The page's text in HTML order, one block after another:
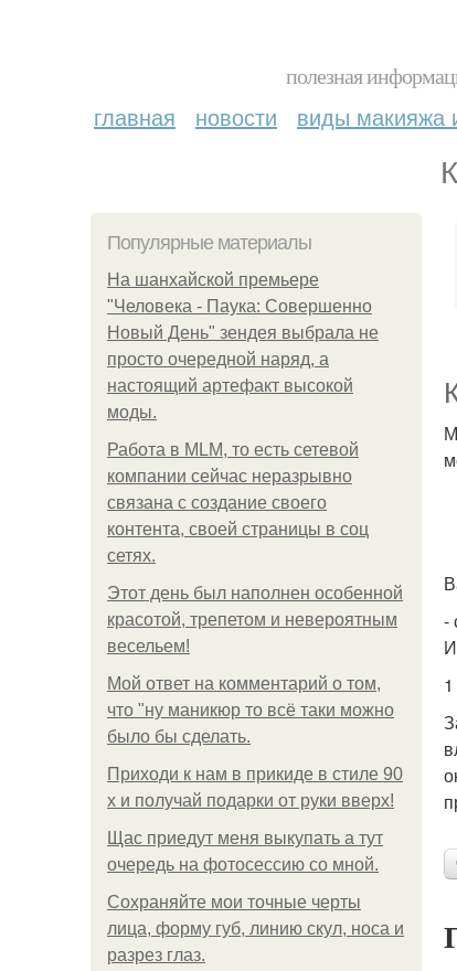
полезная
главная новости виды макияжа
Популярные материалы
На шанхайской премьере
"Человека - Паука: Совершенно
Новый День" зендея выбрала не
просто очередной наряд, а
настоящий артефакт высокой
моды.
Работа в MLM, то есть сетевой
компании сейчас неразрывно
связана с создание своего
контента, своей страницы в соц
сетях.
Этот день был наполнен особенной
красотой, трепетом и невероятным
весельем!
Мой ответ на комментарий о том,
что "ну маникюр то всё таки можно
было бы сделать.
Приходи к нам в прикиде в стиле 90
х и получай подарки от руки вверх!
Щас приедут меня выкупать а тут
очередь на фотосессию со мной.
Сохраняйте мои точные черты
лица, форму губ, линию скул, носа и
разрез глаз.
-
1